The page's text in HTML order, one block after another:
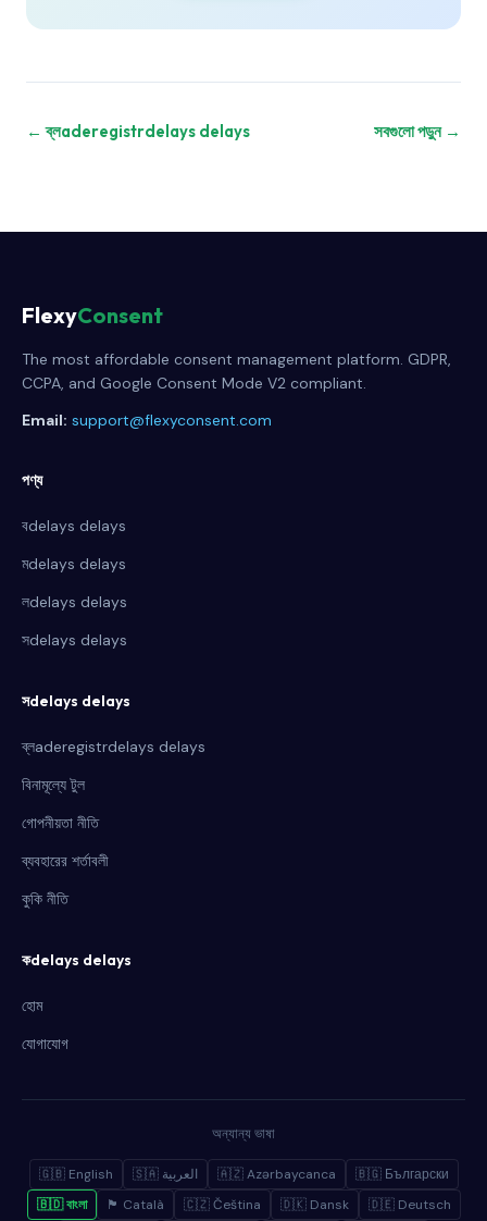
← ব্লaderegistrdelays delays সবগুলো পড়ুন →
FlexyConsent
The most affordable consent management platform. GDPR,
CCPA, and Google Consent Mode V2 compliant.
Email: support@flexyconsent.com
পণ্য
বdelays delays
মdelays delays
লdelays delays
সdelays delays
সdelays delays
ব্লaderegistrdelays delays
বিনামূল্যে টুল
গোপনীয়তা নীতি
ব্যবহারের শর্তাবলী
কুকি নীতি
কdelays delays
হোম
যোগাযোগ
অন্যান্য ভাষা
🇬🇧 English 🇸🇦 العربية 🇦🇿 Azərbaycanca
🇧🇬 Български
🇧🇩 বাংলা
🏴 Català 🇨🇿 Čeština 🇩🇰 Dansk 🇩🇪 Deutsch